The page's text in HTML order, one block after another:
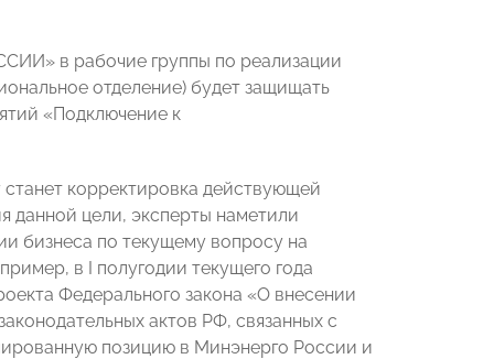
в рабочие группы по реализации
отделение) будет защищать
«Подключение к
корректировка действующей
цели, эксперты наметили
бизнеса по текущему вопросу на
в I полугодии текущего года
Федерального закона «О внесении
актов РФ, связанных с
позицию в Минэнерго России и